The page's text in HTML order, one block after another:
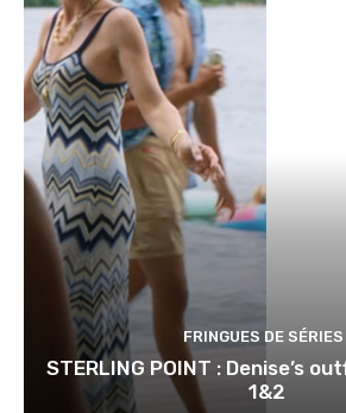
FRINGUES DE SÉRIES
STERLING POINT : Denise’s
1&2